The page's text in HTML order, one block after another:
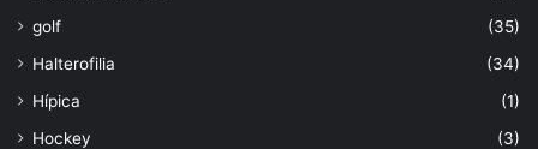
golf
(35)
Halterofilia
(34)
Hípica
(1)
Hockey
(3)